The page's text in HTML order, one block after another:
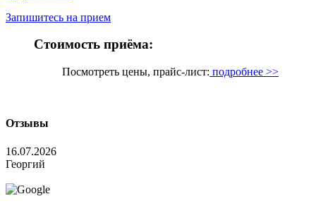
Запишитесь на прием
Стоимость приёма:
Посмотреть цены, прайс-лист: подробнее >>
Отзывы
16.07.2026
Георгий